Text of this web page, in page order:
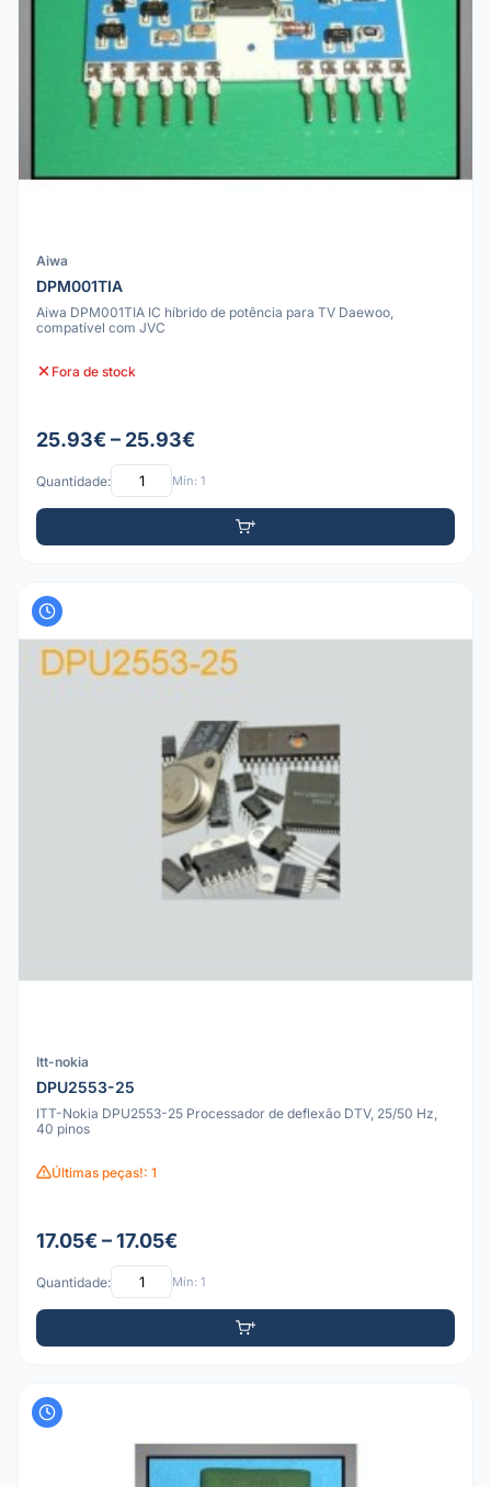
Aiwa
DPM001TIA
Aiwa DPM001TIA IC híbrido de potência para TV Daewoo,
compatível com JVC
Fora de stock
25.93€ – 25.93€
Quantidade: Mín: 1
Itt-nokia
DPU2553-25
ITT-Nokia DPU2553-25 Processador de deflexão DTV, 25/50 Hz,
40 pinos
Últimas peças!: 1
17.05€ – 17.05€
Quantidade: Mín: 1